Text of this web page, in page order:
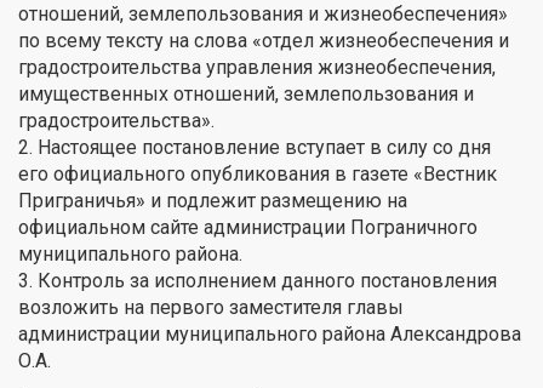
отношений, землепользования и жизнеобеспечения»
по всему тексту на слова «отдел жизнеобеспечения и
градостроительства управления жизнеобеспечения,
имущественных отношений, землепользования и
градостроительства».
2. Настоящее постановление вступает в силу со дня
его официального опубликования в газете «Вестник
Приграничья» и подлежит размещению на
официальном сайте администрации Пограничного
муниципального района.
3. Контроль за исполнением данного постановления
возложить на первого заместителя главы
администрации муниципального района Александрова
О.А.